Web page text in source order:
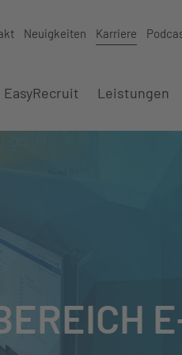
Neuigkeiten Karriere
EasyRecruit Leistungen